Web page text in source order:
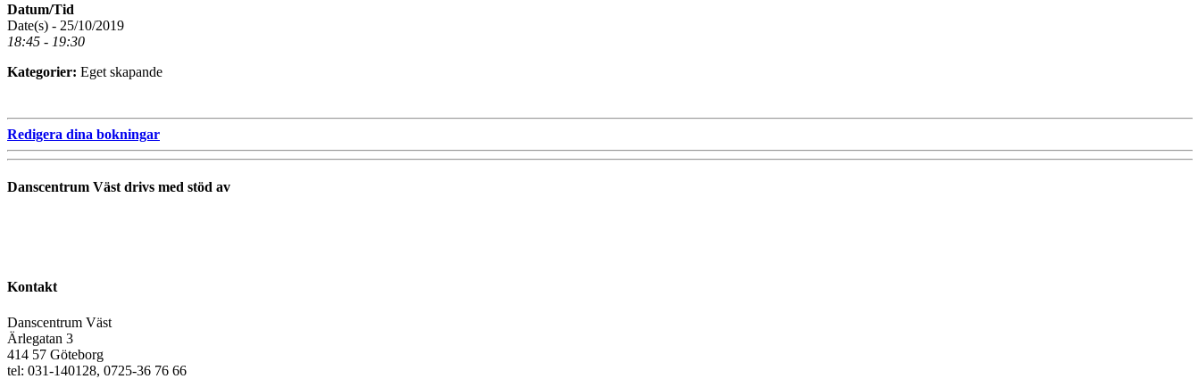
Datum/Tid
Date(s) - 25/10/2019
18:45 - 19:30
Kategorier: Eget skapande
Redigera dina bokningar
Danscentrum Väst drivs med stöd av
Kontakt
Danscentrum Väst
Ärlegatan 3
414 57 Göteborg
tel: 031-140128, 0725-36 76 66